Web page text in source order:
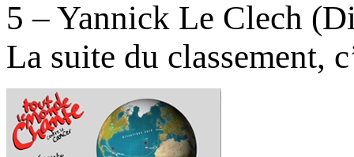
5 – Yannick Le Clech
La suite du classement,